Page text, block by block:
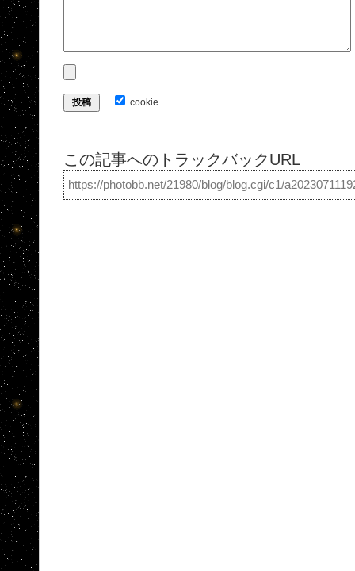
cookie
この記事へのトラックバックURL
https://photobb.net/21980/blog/blog.cgi/c1/